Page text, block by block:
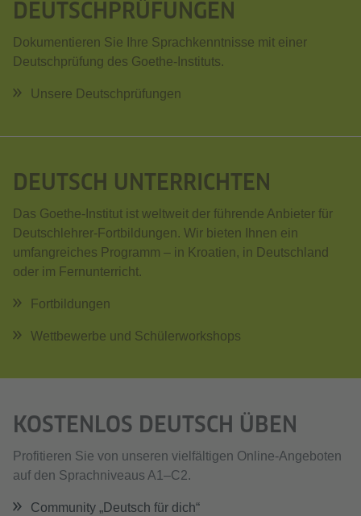
DEUTSCHPRÜFUNGEN
Dokumentieren Sie Ihre Sprachkenntnisse mit einer
Deutschprüfung des Goethe-Instituts.
Unsere Deutschprüfungen
DEUTSCH UNTERRICHTEN
Das Goethe-Institut ist weltweit der führende Anbieter für
Deutschlehrer-Fortbildungen. Wir bieten Ihnen ein
umfangreiches Programm – in Kroatien, in Deutschland
oder im Fernunterricht.
Fortbildungen
Wettbewerbe und Schülerworkshops
KOSTENLOS DEUTSCH ÜBEN
Profitieren Sie von unseren vielfältigen Online-Angeboten
auf den Sprachniveaus A1–C2.
Community „Deutsch für dich“